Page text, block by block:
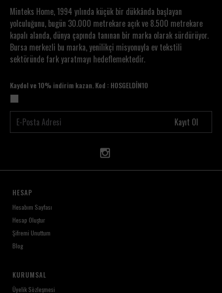
Minteks Home, 1994 yılında küçük bir dükkânda başlayan
yolculuğunu, bugün 30.000 metrekare açık ve 8.500 metrekare
kapalı alanda, dünya çapında tanınan bir marka olarak sürdürüyor.
Bursa merkezli bu marka, yenilikçi misyonuyla ev tekstili
sektöründe fark yaratmayı hedeflemektedir.
Kaydol ve 10% indirim kazan. Kod : HOSGELDİN10
Kayıt Ol
HESAP
Hesabım Sayfası
Hesap Oluştur
Şifremi Unuttum
Blog
KURUMSAL
Üyelik Sözleşmesi